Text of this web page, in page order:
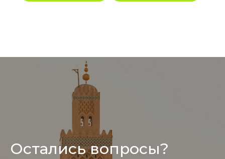
Остались вопросы?